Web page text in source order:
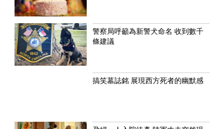
警察局呼籲為新警犬命名 收到數千
條建議
搞笑墓誌銘 展現西方死者的幽默感